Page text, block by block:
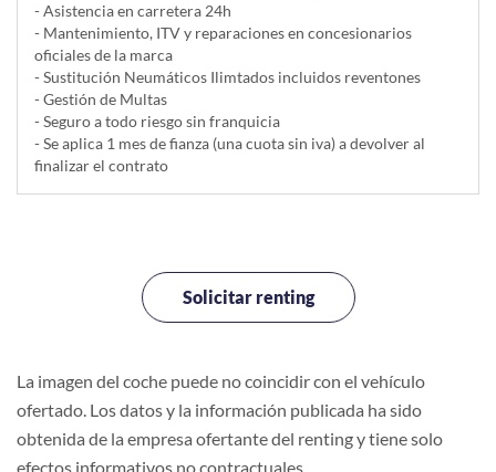
- Asistencia en carretera 24h
- Mantenimiento, ITV y reparaciones en concesionarios
oficiales de la marca
- Sustitución Neumáticos Ilimtados incluidos reventones
- Gestión de Multas
- Seguro a todo riesgo sin franquicia
- Se aplica 1 mes de fianza (una cuota sin iva) a devolver al
finalizar el contrato
Solicitar renting
La imagen del coche puede no coincidir con el vehículo
ofertado. Los datos y la información publicada ha sido
obtenida de la empresa ofertante del renting y tiene solo
efectos informativos no contractuales.